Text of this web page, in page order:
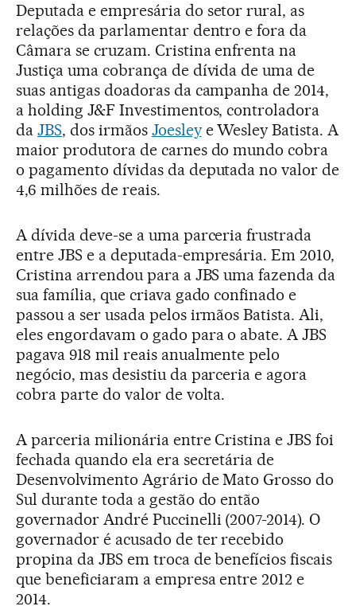
Deputada e empresária do setor rural, as
relações da parlamentar dentro e fora da
Câmara se cruzam. Cristina enfrenta na
Justiça uma cobrança de dívida de uma de
suas antigas doadoras da campanha de 2014,
a holding J&F Investimentos, controladora
da JBS, dos irmãos Joesleye Wesley Batista. A
maior produtora de carnes do mundo cobra
o pagamento dívidas da deputada no valor de
4,6 milhões de reais.
A dívida deve-se a uma parceria frustrada
entre JBS e a deputada-empresária. Em 2010,
Cristina arrendou para a JBS uma fazenda da
sua família, que criava gado confinado e
passou a ser usada pelos irmãos Batista. Ali,
eles engordavam o gado para o abate. A JBS
pagava 918 mil reais anualmente pelo
negócio, mas desistiu da parceria e agora
cobra parte do valor de volta.
A parceria milionária entre Cristina e JBS foi
fechada quando ela era secretária de
Desenvolvimento Agrário de Mato Grosso do
Sul durante toda a gestão do então
governador André Puccinelli (2007-2014). O
governador é acusado de ter recebido
propina da JBS em troca de benefícios fiscais
que beneficiaram a empresa entre 2012 e
2014.